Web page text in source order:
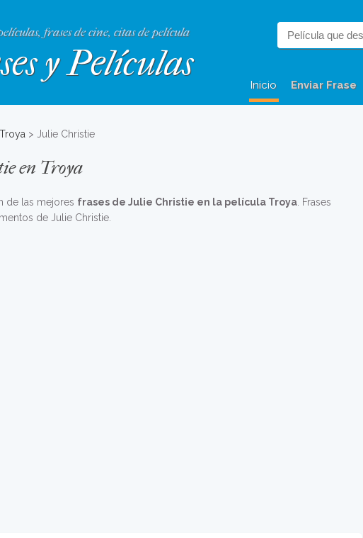
frases de cine, citas de película
y Películas
Inicio Enviar Frase
Troya > Julie Christie
en Troya
de las mejores frases de Julie Christie en la película Troya . Frases
de Julie Christie.